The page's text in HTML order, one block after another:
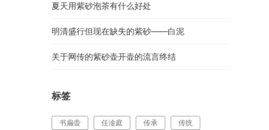
夏天用紫砂泡茶有什么好处
明清盛行但现在缺失的紫砂——白泥
关于网传的紫砂壶开壶的流言终结
标签
书扁壶 任淦庭 传承
传统